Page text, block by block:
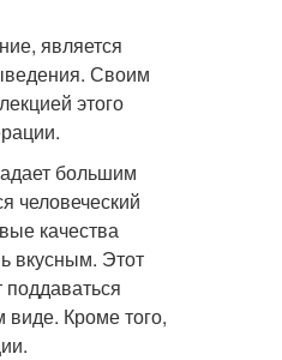
является
Своим
этого
большим
человеческий
качества
вкусным. Этот
виде. Кроме того,